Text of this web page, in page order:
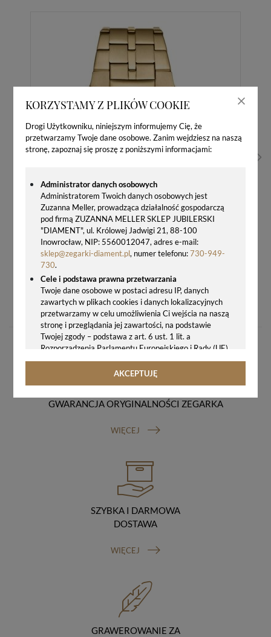
KORZYSTAMY Z PLIKÓW COOKIE
Drogi Użytkowniku, niniejszym informujemy Cię, że
przetwarzamy Twoje dane osobowe. Zanim wejdziesz na naszą
stronę, zapoznaj się proszę z poniższymi informacjami:
Administrator danych osobowych
Administratorem Twoich danych osobowych jest
Zuzanna Meller, prowadząca działalność gospodarczą
pod firmą ZUZANNA MELLER SKLEP JUBILERSKI
"DIAMENT", ul. Królowej Jadwigi 21, 88-100
Inowrocław, NIP: 5560012047, adres e-mail:
sklep@zegarki-diament.pl, numer telefonu:730-949-
730.
Cele i podstawa prawna przetwarzania
Twoje dane osobowe w postaci adresu IP, danych
zawartych w plikach cookies i danych lokalizacyjnych
przetwarzamy w celu umożliwienia Ci wejścia na naszą
stronę i przeglądania jej zawartości, na podstawie
Twojej zgody – podstawa z art. 6 ust. 1 lit. a
Rozporządzenia Parlamentu Europejskiego i Rady (UE)
2016/679 z 27.04.2016 r. w sprawie ochrony osób
fizycznych w związku z przetwarzaniem danych
rozporządzenie o ochronie danych, tj. RODO).
Twoje dane osobowe możemy udostępniać
poleceniami. Przekazujemy Twoje dane poza teren
Okres przechowywania danych
udzielonej przez Ciebie zgody.
otrzymania ich kopii, prawo do sprostowania
abyśmy przetwarzali Twoje dane, możesz zażądać,
abyśmy je usunęli), prawo do ograniczenia
przetwarzania danych (możesz zażądać, abyśmy
ograniczyli przetwarzanie Twoich danych osobowych
wyłącznie do ich przechowywania lub wykonywania
AKCEPTUJĘ
958,00 zł
GWARANCJA ORYGINALNOŚCI ZEGARKA
WIĘCEJ
SZYBKA I DARMOWA
DOSTAWA
WIĘCEJ
GRAWEROWANIE ZA